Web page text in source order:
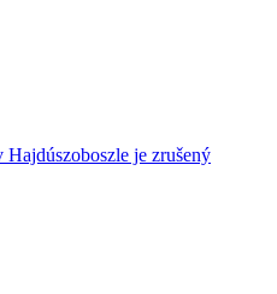
je zrušený